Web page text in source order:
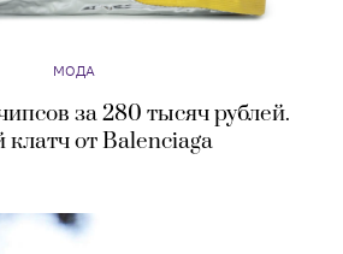
МОДА
за 280 тысяч рублей.
от Balenciaga